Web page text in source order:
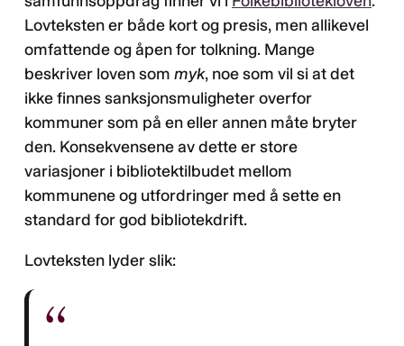
Lovteksten er både kort og presis, men allikevel
omfattende og åpen for tolkning. Mange
beskriver loven som myk, noe som vil si at det
ikke finnes sanksjonsmuligheter overfor
kommuner som på en eller annen måte bryter
den. Konsekvensene av dette er store
variasjoner i bibliotektilbudet mellom
kommunene og utfordringer med å sette en
standard for god bibliotekdrift.
Lovteksten lyder slik: